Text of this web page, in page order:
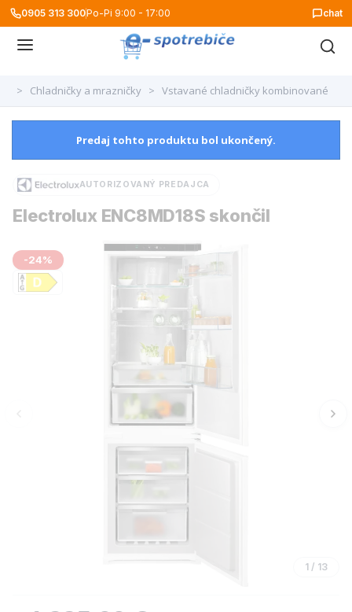
0905 313 300Po-Pi 9:00 - 17:00 chat
> Chladničky a mrazničky > Vstavané chladničky kombinované
Predaj tohto produktu bol ukončený.
-24%
1 / 13
AUTORIZOVANÝ PREDAJCA
Electrolux ENC8MD18S skončil